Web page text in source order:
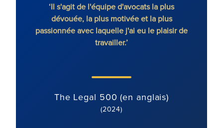
‘Il s'agit de l'équipe d'avocats la plus
dévouée, la plus motivée et la plus
passionnée avec laquelle j'ai eu le plaisir de
travailler.’
The Legal 500 (en anglais)
(2024)